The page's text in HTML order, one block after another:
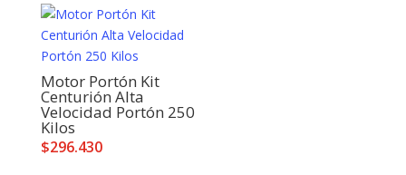
Motor Portón Kit
Centurión Alta
Velocidad Portón 250
Kilos
$296.430